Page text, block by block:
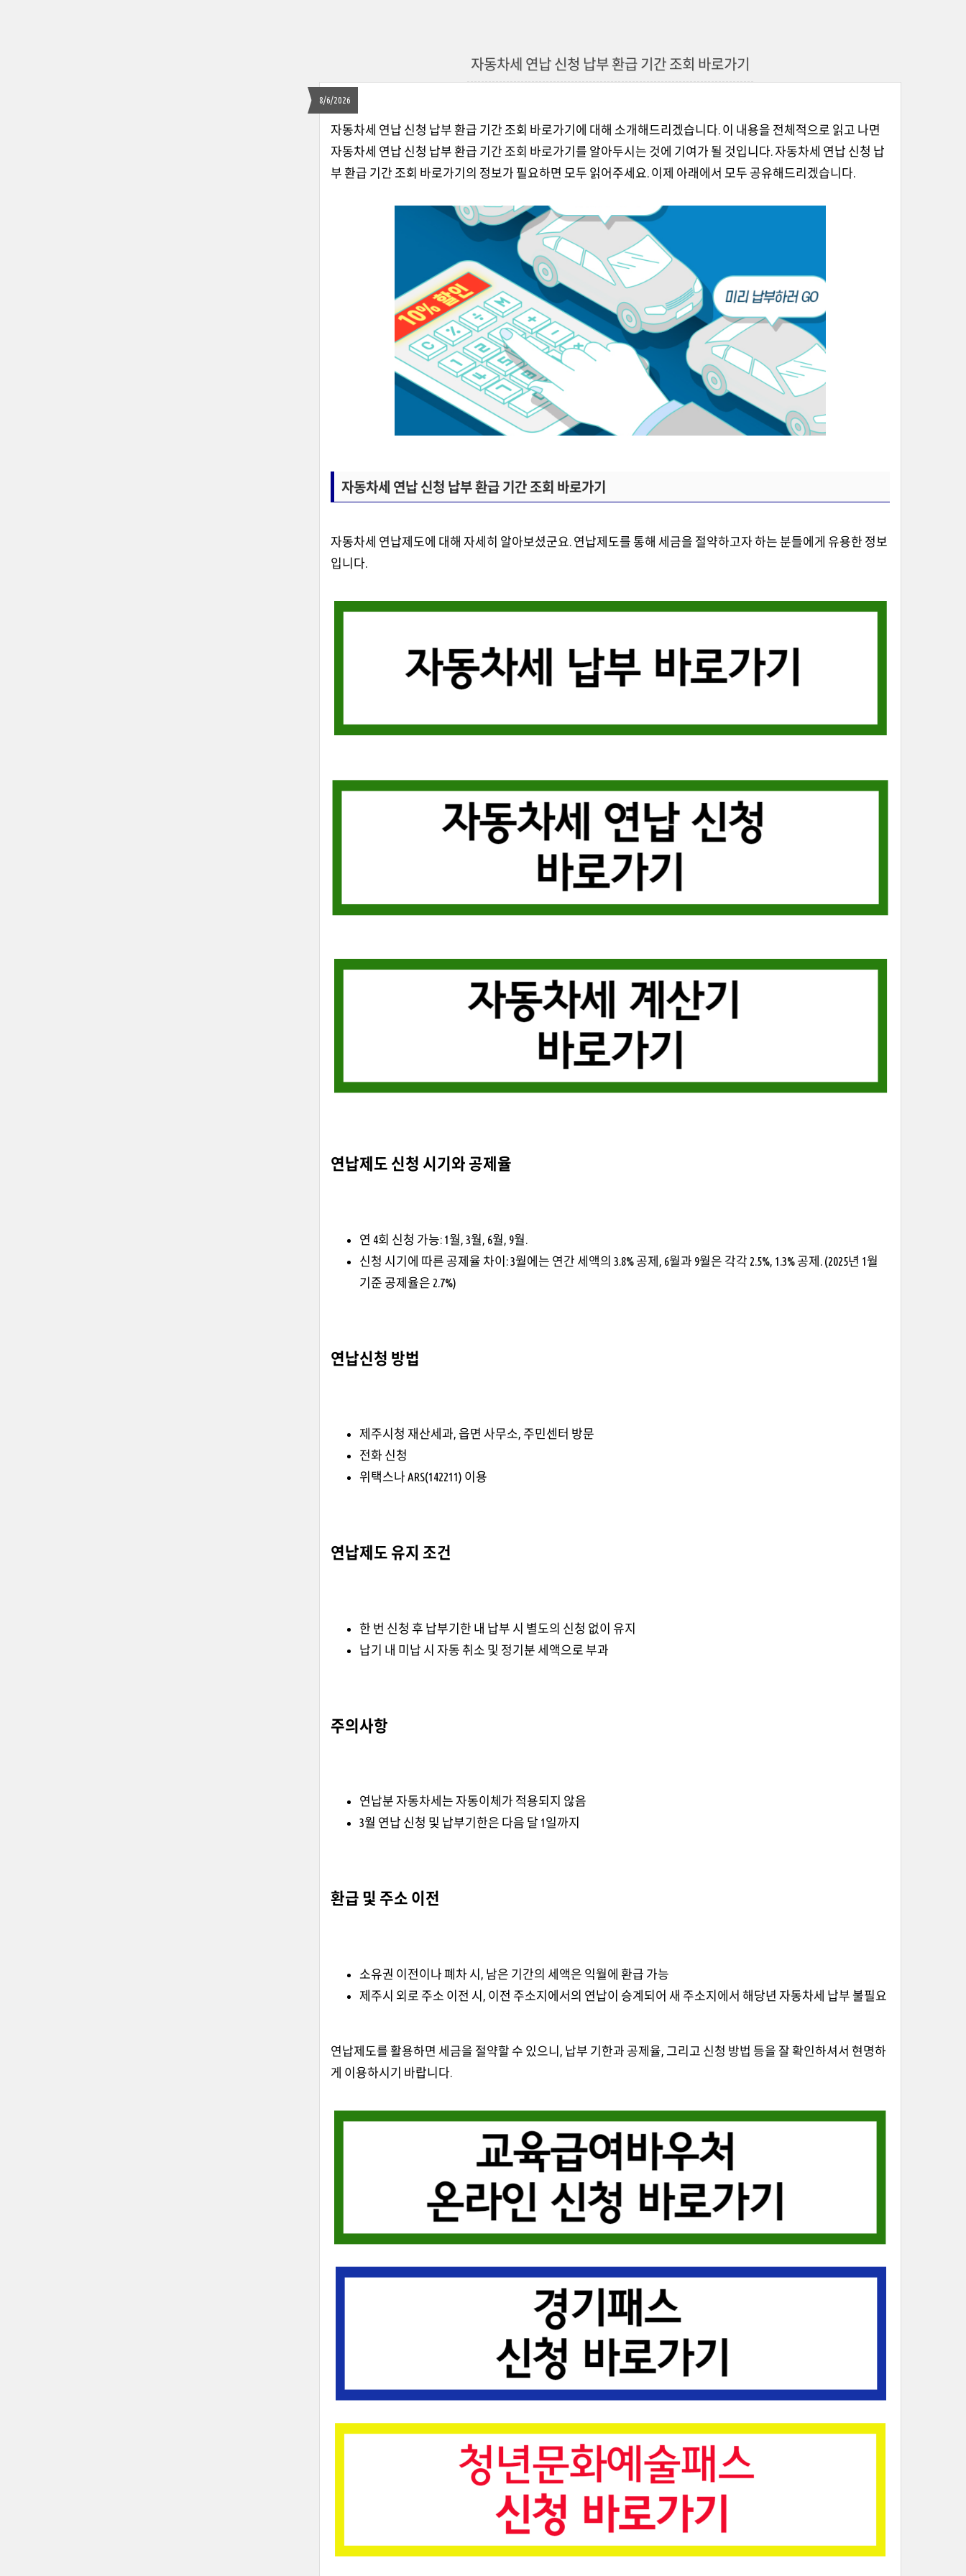
자동차세 연납 신청 납부 환급 기간 조회 바로가기
8/6/2026
자동차세 연납 신청 납부 환급 기간 조회 바로가기에 대해 소개해드리겠습니다. 이 내용을 전체적으로 읽고 나면
자동차세 연납 신청 납부 환급 기간 조회 바로가기를 알아두시는 것에 기여가 될 것입니다. 자동차세 연납 신청 납
부 환급 기간 조회 바로가기의 정보가 필요하면 모두 읽어주세요. 이제 아래에서 모두 공유해드리겠습니다.
자동차세 연납 신청 납부 환급 기간 조회 바로가기
자동차세 연납제도에 대해 자세히 알아보셨군요. 연납제도를 통해 세금을 절약하고자 하는 분들에게 유용한 정보
입니다.
연납제도 신청 시기와 공제율
연 4회 신청 가능: 1월, 3월, 6월, 9월.
신청 시기에 따른 공제율 차이: 3월에는 연간 세액의 3.8% 공제, 6월과 9월은 각각 2.5%, 1.3% 공제. (2025년 1월
기준 공제율은 2.7%)
연납신청 방법
제주시청 재산세과, 읍면 사무소, 주민센터 방문
전화 신청
위택스나 ARS(142211) 이용
연납제도 유지 조건
한 번 신청 후 납부기한 내 납부 시 별도의 신청 없이 유지
납기 내 미납 시 자동 취소 및 정기분 세액으로 부과
주의사항
연납분 자동차세는 자동이체가 적용되지 않음
3월 연납 신청 및 납부기한은 다음 달 1일까지
환급 및 주소 이전
소유권 이전이나 폐차 시, 남은 기간의 세액은 익월에 환급 가능
제주시 외로 주소 이전 시, 이전 주소지에서의 연납이 승계되어 새 주소지에서 해당년 자동차세 납부 불필요
연납제도를 활용하면 세금을 절약할 수 있으니, 납부 기한과 공제율, 그리고 신청 방법 등을 잘 확인하셔서 현명하
게 이용하시기 바랍니다.